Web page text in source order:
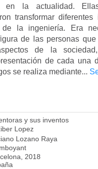
en la actualidad.
transformar
la ingeniería. Era
de las personas
de la
de cada una
se realiza mediante...
y sus inventos
Lopez
Lozano Raya
2018